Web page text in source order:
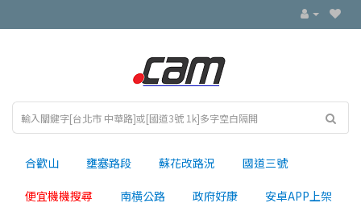
合歡山 壅塞路段 蘇花改路況 國道三號
便宜機機搜尋 南横公路 政府好康 安卓APP上架